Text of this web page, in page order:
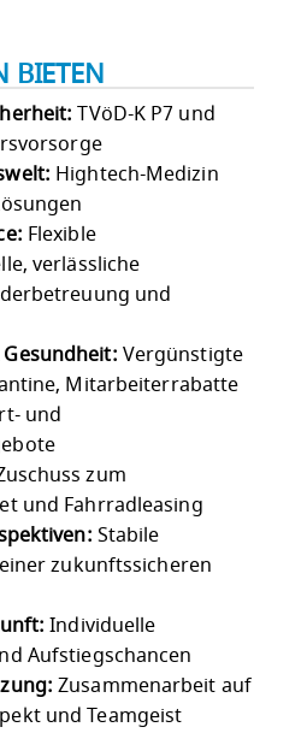
BIETEN
TVöD-K P7 und
Hightech-Medizin
Flexible
verlässliche
und
Vergünstigte
Mitarbeiterrabatte
und
zum
und Fahrradleasing
Stabile
zukunftssicheren
Individuelle
Aufstiegschancen
Zusammenarbeit auf
und Teamgeist